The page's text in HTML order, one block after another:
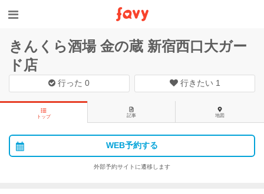
きんくら酒場 金の蔵 新宿西口大ガー
ド店
行った0 行きたい 1
トップ 記事 地図
WEB予約する
外部予約サイトに遷移します